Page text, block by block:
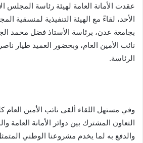
عقدت الأمانة العامة لهيئة رئاسة المجلس
الأحد، لقاءً مع الهيئة التنفيذية لمنسقية
بجامعة عدن، برئاسة الأستاذ فضل محمد
نائب الأمين العام، وبحضور العميد طيار
الرئاسة.
وفي مستهل اللقاء ألقى نائب الأمين العام
التعاون المشترك بين دوائر الأمانة العامة
والدفع به لما يخدم مشروعنا الوطني